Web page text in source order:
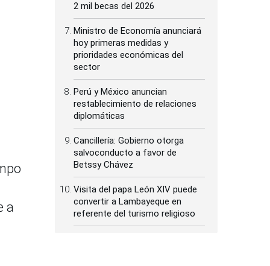
a
2 mil becas del 2026
Ministro de Economía anunciará
hoy primeras medidas y
prioridades económicas del
sector
Perú y México anuncian
restablecimiento de relaciones
diplomáticas
Cancillería: Gobierno otorga
salvoconducto a favor de
Betssy Chávez
Visita del papa León XIV puede
convertir a Lambayeque en
referente del turismo religioso